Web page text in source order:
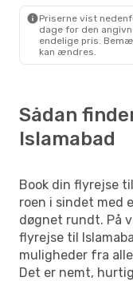
Islamabad -
Priserne vist
dage for den
endelige pris.
kan ændres.
Sådan
Islamabad
Book din flyrejse
roen i sindet med
døgnet rundt. På
flyrejse til
muligheder fra
Det er nemt,